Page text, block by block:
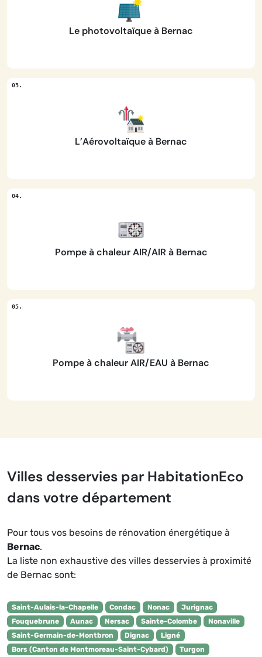
Le photovoltaïque à Bernac
L’Aérovoltaïque à Bernac
Pompe à chaleur AIR/AIR à Bernac
Pompe à chaleur AIR/EAU à Bernac
Villes desservies par HabitationEco
dans votre département
Pour tous vos besoins de rénovation énergétique à
Bernac.
La liste non exhaustive des villes desservies à proximité
de Bernac sont:
Saint-Aulais-la-Chapelle Condac Nonac
Jurignac
Fouquebrune
Aunac Nersac Sainte-Colombe
Nonaville
Saint-Germain-de-Montbron
Dignac
Ligné
Bors (Canton de Montmoreau-Saint-Cybard)
Turgon